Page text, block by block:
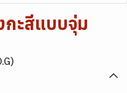
กะสีแบบจุ่ม